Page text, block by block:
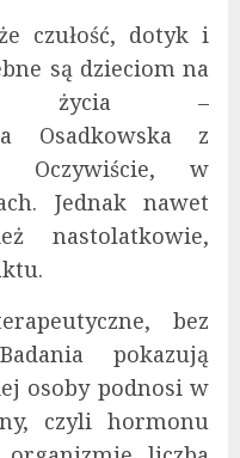
czułość, dotyk i
są dzieciom na
życia –
Osadkowska z
Oczywiście, w
Jednak nawet
nastolatkowie,
bez
pokazują
osoby podnosi w
czyli hormonu